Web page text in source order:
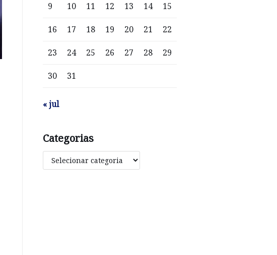
9 10 11 12 13 14 15
16 17 18 19 20 21 22
23 24 25 26 27 28 29
30 31
« jul
Categorias